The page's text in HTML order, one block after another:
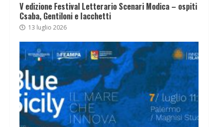
V edizione Festival Letterario Scenari Modica – ospiti
Csaba, Gentiloni e Iacchetti
13 luglio 2026